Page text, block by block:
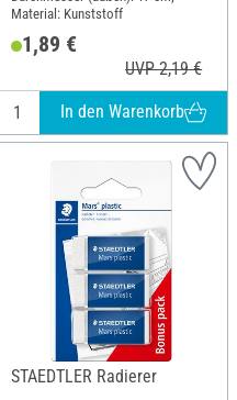
Material: Kunststoff
1,89 €
UVP 2,19 €
In den Warenkorb
STAEDTLER Radierer